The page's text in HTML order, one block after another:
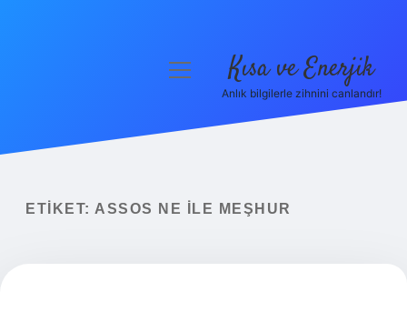
Yasal Uyarı
menüyü
Kısa ve Enerjik
Anlık bilgilerle zihnini canlandır!
ETIKET: ASSOS NE ILE MEŞHUR